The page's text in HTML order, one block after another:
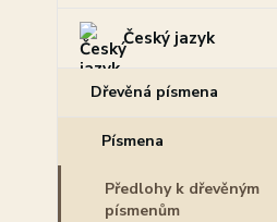
Český jazyk
Dřevěná písmena
Písmena
Předlohy k dřevěným
písmenům